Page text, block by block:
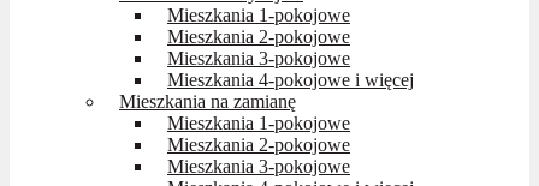
Mieszkania 1-pokojowe
Mieszkania 2-pokojowe
Mieszkania 3-pokojowe
Mieszkania 4-pokojowe i więcej
Mieszkania na zamianę
Mieszkania 1-pokojowe
Mieszkania 2-pokojowe
Mieszkania 3-pokojowe